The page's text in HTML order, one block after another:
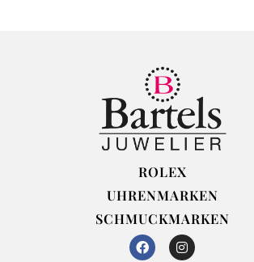
ROLEX
UHRENMARKEN
SCHMUCKMARKEN
F
a
I
n